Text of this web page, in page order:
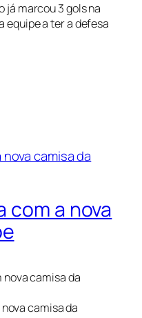
já marcou 3 gols na
equipe a ter a defesa
com a nova
camisa da